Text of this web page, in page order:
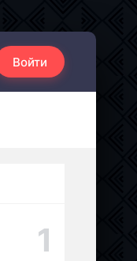
Войти